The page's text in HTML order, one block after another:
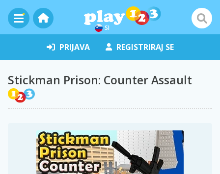
SI
PRIJAVA REGISTRIRAJ SE
Stickman Prison: Counter Assault